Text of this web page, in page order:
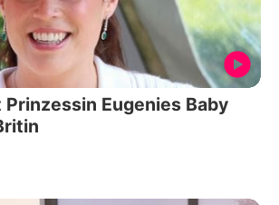
Eugenies Baby